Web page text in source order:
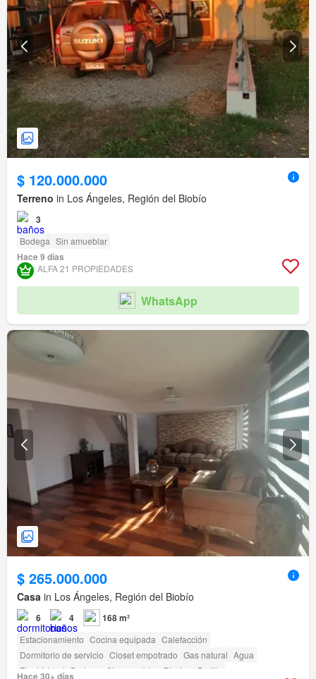
$ 120.000.000
Terreno in Los Ángeles, Región del Biobío
3
Bodega Sin amueblar
Hace 9 días
ALFA 21 PROPIEDADES
WhatsApp
$ 265.000.000
Casa in Los Ángeles, Región del Biobío
6 4 168 m²
Estacionamiento Cocina equipada Calefacción
Dormitorio de servicio Closet empotrado Gas natural Agua
Electricidad Bodega Sin amueblar Piscina
Parilla
Hace 30+ días